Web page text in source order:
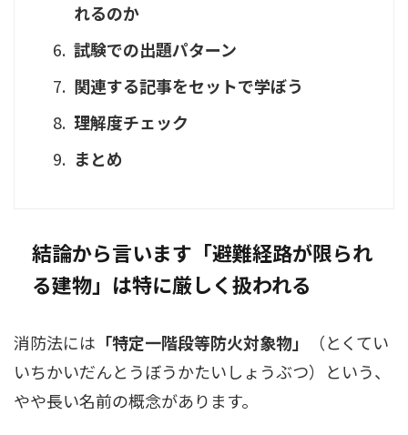
れるのか
試験での出題パターン
関連する記事をセットで学ぼう
理解度チェック
まとめ
結論から言います――「避難経路が限られ
る建物」は特に厳しく扱われる
消防法には 「特定一階段等防火対象物」
（とくてい
いちかいだんとうぼうかたいしょうぶつ）という、
やや長い名前の概念があります。